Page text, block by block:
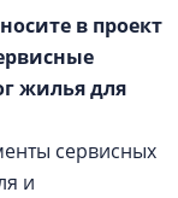
в проект
жилья для
сервисных
и